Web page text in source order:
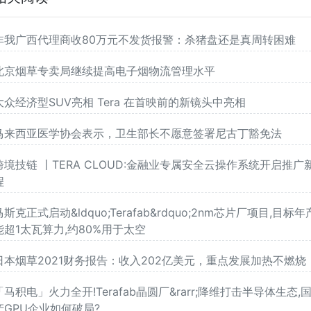
我广西代理商收80万元不发货报警：杀猪盘还是真周转困难
京烟草专卖局继续提高电子烟物流管理水平
众经济型SUV亮相 Tera 在首映前的新镜头中亮相
来西亚医学协会表示，卫生部长不愿意签署尼古丁豁免法
境技链 丨TERA CLOUD:金融业专属安全云操作系统开启推广
斯克正式启动&ldquo;Terafab&rdquo;2nm芯片厂项目,目标年
超1太瓦算力,约80%用于太空
本烟草2021财务报告：收入202亿美元，重点发展加热不燃烧
马积电」火力全开!Terafab晶圆厂&rarr;降维打击半导体生态,国
GPU企业如何破局?